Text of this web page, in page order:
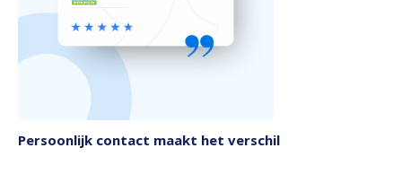
Persoonlijk contact maakt het verschil